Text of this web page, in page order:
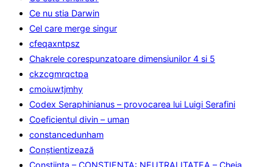
Ce nu stia Darwin
Cel care merge singur
cfeqaxntpsz
Chakrele corespunzatoare dimensiunilor 4 si 5
ckzcgmrqctpa
cmoiuwtjmhy
Codex Seraphinianus – provocarea lui Luigi Serafini
Coeficientul divin – uman
constancedunham
Conştientizează